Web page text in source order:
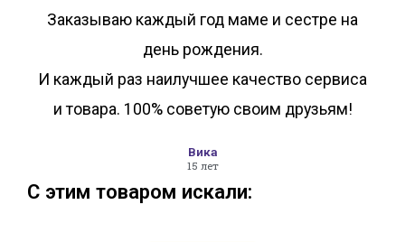
Заказываю каждый год маме и сестре на
день рождения.
И каждый раз наилучшее качество сервиса
и товара. 100% советую своим друзьям!
Вика
15 лет
С этим товаром искали: